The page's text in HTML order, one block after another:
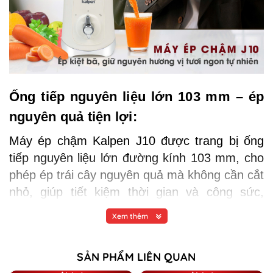
Ống tiếp nguyên liệu lớn 103 mm – ép
nguyên quả tiện lợi:
Máy ép chậm Kalpen J10 được trang bị ống
tiếp nguyên liệu lớn đường kính 103 mm, cho
phép ép trái cây nguyên quả mà không cần cắt
nhỏ, giúp tiết kiệm thời gian và công sức,
thuận tiện cho lối sống lành mạnh mỗi ngày.
Xem thêm
SẢN PHẨM LIÊN QUAN